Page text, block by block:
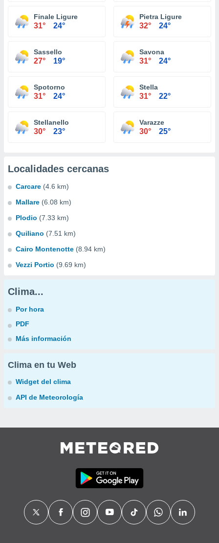
Finale Ligure
31° 24°
Pietra Ligure
32° 24°
Sassello
27° 19°
Savona
31° 24°
Spotorno
31° 24°
Stella
31° 22°
Stellanello
30° 23°
Varazze
30° 25°
Localidades cercanas
Carcare (4.6 km)
Mallare (6.08 km)
Plodio (7.33 km)
Quiliano (7.51 km)
Cairo Montenotte (8.94 km)
Vezzi Portio (9.69 km)
Clima...
Por hora
PDF
Más información
Clima en tu Web
Widget del clima
API de Meteorología